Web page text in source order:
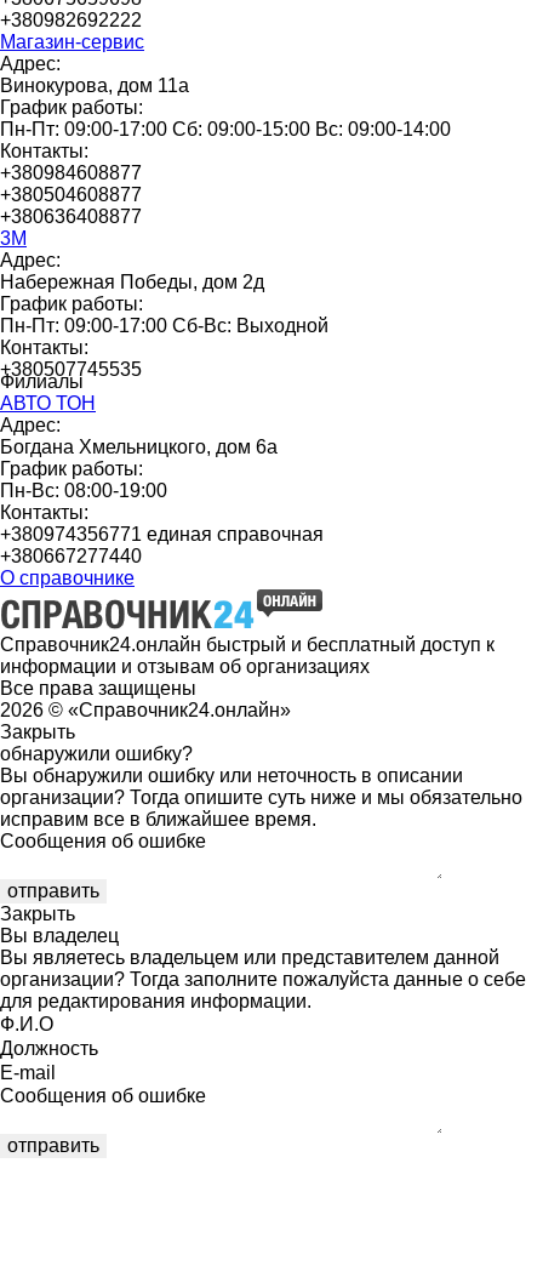
+380982692222
Магазин-сервис
Адрес:
Винокурова, дом 11а
График работы:
Пн-Пт: 09:00-17:00 Сб: 09:00-15:00 Вс: 09:00-14:00
Контакты:
+380984608877
+380504608877
+380636408877
3М
Адрес:
Набережная Победы, дом 2д
График работы:
Пн-Пт: 09:00-17:00 Сб-Вс: Выходной
Контакты:
+380507745535
Филиалы
АВТО ТОН
Адрес:
Богдана Хмельницкого, дом 6а
График работы:
Пн-Вс: 08:00-19:00
Контакты:
+380974356771 единая справочная
+380667277440
О справочнике
Справочник24.онлайн быстрый и бесплатный доступ к
информации и отзывам об организациях
Все права защищены
2026 © «Справочник24.онлайн»
Закрыть
обнаружили ошибку?
Вы обнаружили ошибку или неточность в описании
организации? Тогда опишите суть ниже и мы обязательно
исправим все в ближайшее время.
Сообщения об ошибке
Закрыть
Вы владелец
Вы являетесь владельцем или представителем данной
организации? Тогда заполните пожалуйста данные о себе
для редактирования информации.
Ф.И.О
Должность
E-mail
Сообщения об ошибке